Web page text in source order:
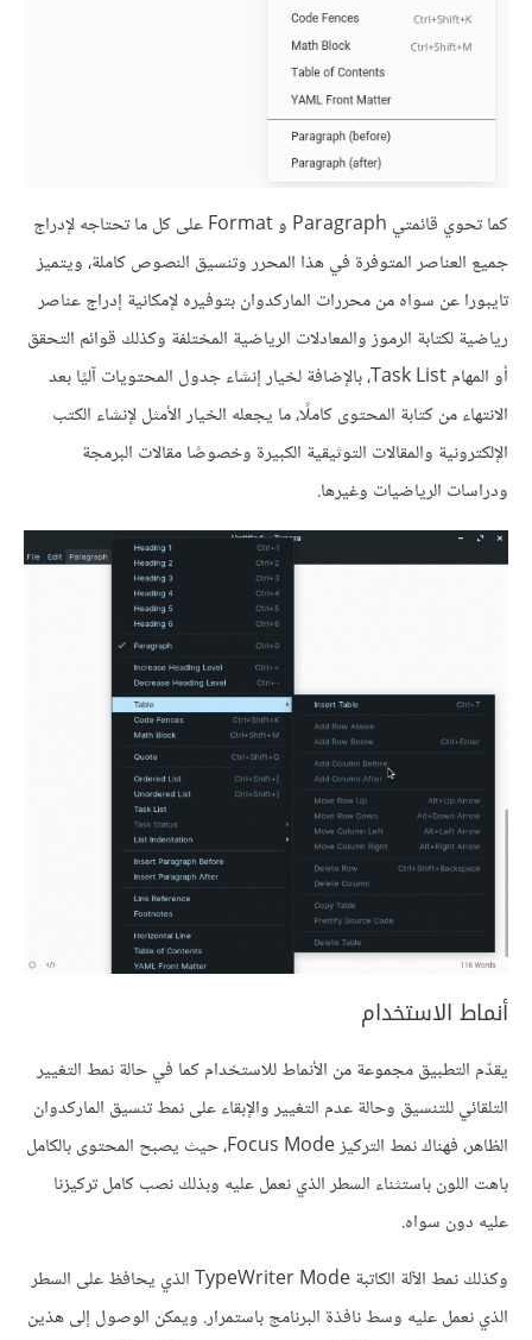
كما تحوي قائمتي Paragraph و Format على كل ما تحتاجه ﻹدراج
جميع العناصر المتوفرة في هذا المحرر وتنسيق النصوص كاملة، ويتميز
تايبورا عن سواه من محررات الماركدوان بتوفيره ﻹمكانية إدراج عناصر
رياضية لكتابة الرموز والمعادلات الرياضية المختلفة وكذلك قوائم التحقق
أو المهام Task List، باﻹضافة لخيار إنشاء جدول المحتويات آليًا بعد
اﻻنتهاء من كتابة المحتوى كاملًا، ما يجعله الخيار اﻷمثل ﻹنشاء الكتب
اﻹلكترونية والمقالات التوثيقية الكبيرة وخصوصًا مقالات البرمجة
ودراسات الرياضيات وغيرها.
أنماط اﻻستخدام
يقدّم التطبيق مجموعة من اﻷنماط للاستخدام كما في حالة نمط التغيير
التلقائي للتنسيق وحالة عدم التغيير واﻹبقاء على نمط تنسيق الماركدوان
الظاهر، فهناك نمط التركيز Focus Mode، حيث يصبح المحتوى بالكامل
باهت اللون باستثناء السطر الذي نعمل عليه وبذلك نصب كامل تركيزنا
عليه دون سواه.
وكذلك نمط اﻵلة الكاتبة TypeWriter Mode الذي يحافظ على السطر
الذي نعمل عليه وسط نافذة البرنامج باستمرار. ويمكن الوصول إلى هذين